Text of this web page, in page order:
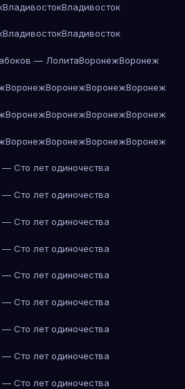
ВладивостокВладивосток
ВладивостокВладивосток
— ЛолитаВоронежВоронеж
ВоронежВоронежВоронежВоронеж
ВоронежВоронежВоронежВоронеж
ВоронежВоронежВоронежВоронеж
Сто лет одиночества
Сто лет одиночества
Сто лет одиночества
Сто лет одиночества
Сто лет одиночества
Сто лет одиночества
Сто лет одиночества
Сто лет одиночества
Сто лет одиночества